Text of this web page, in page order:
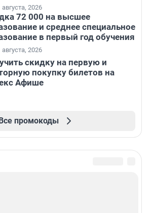
2026
72 000 на высшее
и среднее специальное
в первый год обучения
2026
скидку на первую и
покупку билетов на
Афише
промокоды